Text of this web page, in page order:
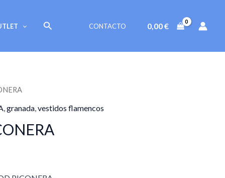
Buscar CONTACTO 0,00€
granada vestidos flamencos